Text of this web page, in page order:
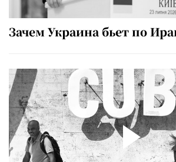
Зачем Украина бьет по